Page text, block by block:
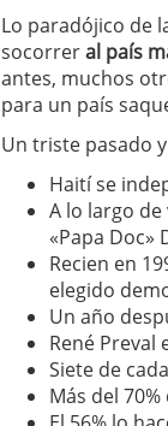
Lo paradójico de
socorreral país
antes, muchos
para un país
Un triste pasado
Haití se
A lo largo
«Papa Doc»
Recien en
elegido
Un año
René Preval
Siete de
Más del